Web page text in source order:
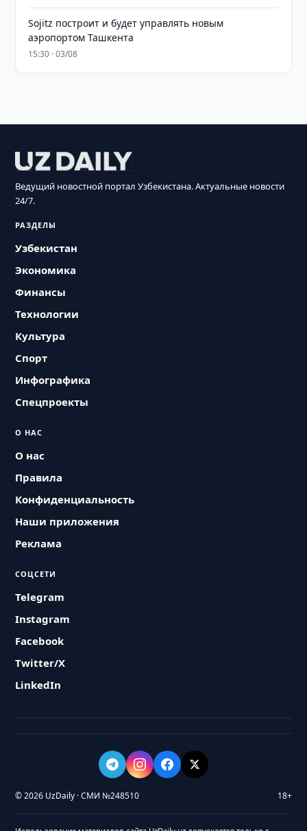
Sojitz построит и будет управлять новым
аэропортом Ташкента
15:30 · 03/08
Ведущий новостной портал Узбекистана. Актуальные новости
24/7.
РАЗДЕЛЫ
Узбекистан
Экономика
Финансы
Технологии
Культура
Спорт
Инфографика
Спецпроекты
О НАС
О нас
Правила
Конфиденциальность
Наши приложения
Реклама
СОЦСЕТИ
Telegram
Instagram
Facebook
Twitter/X
LinkedIn
© 2026 UzDaily · СМИ №248510 18+